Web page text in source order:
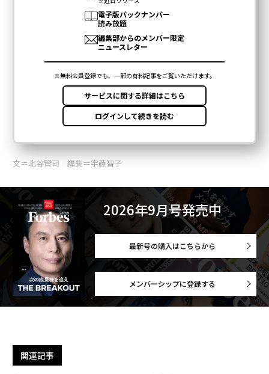
文＝北谷賢司 編集＝宇藤智子
2026年9月号発売中
最新号の購入はこちらから
メンバーシップに登録する
関連記事